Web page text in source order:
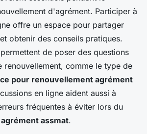
d'agrément. Participer à
offre un espace pour partager
obtenir des conseils pratiques.
de poser des questions
renouvellement, comme le type de
pour renouvellement agrément
en ligne aident aussi à
fréquentes à éviter lors du
assmat.